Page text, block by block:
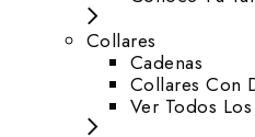
Collares
Cadenas
Collares Con
Ver Todos